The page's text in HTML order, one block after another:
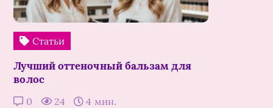
Статьи
Лучший оттеночный бальзам для
волос
0 24 4 мин.